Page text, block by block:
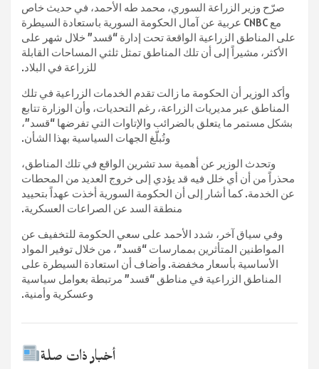
صرّح وزير الزراعة السوري، محمد طه الأحمد، في حديث خاص
مع CNBC عربية عن آمال الحكومة السورية باستعادة السيطرة
على المناطق الزراعية الواقعة تحت إدارة “قسد” خلال شهر على
الأكثر، مشيراً إلى أن تلك المناطق تمثل ثلثي المساحات القابلة
للزراعة في البلاد.
وأكد الوزير أن الحكومة ما زالت تقدم الخدمات الزراعية في تلك
المناطق عبر مديريات الزراعة، رغم التحديات، وأن الوزارة تتابع
بشكل مستمر ما يتعلق بالضرائب والإتاوات التي تفرضها “قسد”،
وتُبلّغ الجهات السياسية بهذا الشأن.
وتحدث الوزير عن أهمية سد تشرين الواقع في تلك المناطق،
محذراً من أن أي خلل فيه قد يؤدي إلى خروج العديد من المحطات
عن الخدمة. كما أشار إلى أن الحكومة السورية أخذت عهداً بتحييد
منطقة السد عن الصراعات العسكرية.
وفي سياق آخر، شدد الأحمد على سعي الحكومة للتخفيف عن
المواطنين المتأثرين بممارسات “قسد”، من خلال توفير المواد
الأساسية بأسعار مخفضة. وأضاف أن استعادة السيطرة على
المناطق الزراعية في مناطق “قسد” مرتبطة بعوامل سياسية
وعسكرية وأمنية.
أخبار ذات صلة